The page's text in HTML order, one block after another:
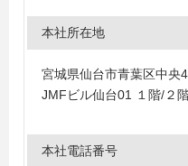
本社所在地
宮城県仙台市青葉区中央
JMFビル仙台01 １階/２
本社電話番号